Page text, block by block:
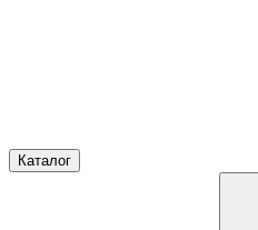
Каталог